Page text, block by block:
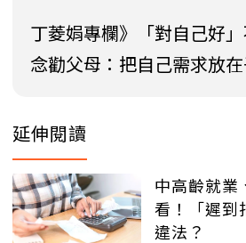
丁菱娟專欄》「對自己好
念勸父母：把自己需求放
延伸閱讀
中高齡就業
看！「遲到
違法？